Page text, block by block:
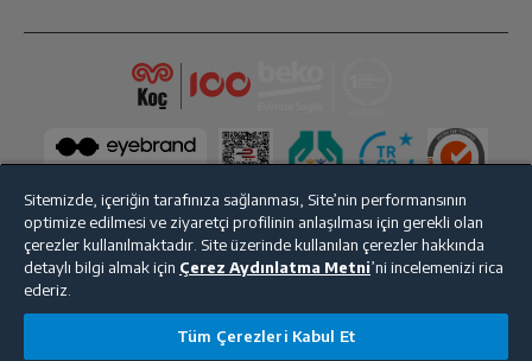
Bize Ulaşın Kişisel Verilerin Korunması İşlem Rehberi
Sitemizde, içeriğin tarafınıza sağlanması, Site’nin performansının
optimize edilmesi ve ziyaretçi profilinin anlaşılması için gerekli olan
çerezler kullanılmaktadır. Site üzerinde kullanılan çerezler hakkında
detaylı bilgi almak için Çerez Aydınlatma Metni’ni incelemenizi rica
ederiz.
Tüm Çerezleri Kabul Et